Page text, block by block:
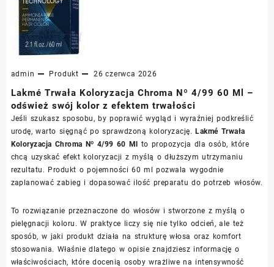
admin Produkt 26 czerwca 2026
Lakmé Trwała Koloryzacja Chroma Nº 4/99 60 Ml –
odśwież swój kolor z efektem trwałości
Jeśli szukasz sposobu, by poprawić wygląd i wyraźniej podkreślić
urodę, warto sięgnąć po sprawdzoną koloryzację.Lakmé Trwała
Koloryzacja Chroma Nº 4/99 60 Ml to propozycja dla osób, które
chcą uzyskać efekt koloryzacji z myślą o dłuższym utrzymaniu
rezultatu. Produkt o pojemności 60 ml pozwala wygodnie
zaplanować zabieg i dopasować ilość preparatu do potrzeb włosów.
To rozwiązanie przeznaczone do włosów i stworzone z myślą o
pielęgnacji koloru. W praktyce liczy się nie tylko odcień, ale też
sposób, w jaki produkt działa na strukturę włosa oraz komfort
stosowania. Właśnie dlatego w opisie znajdziesz informację o
właściwościach, które docenią osoby wrażliwe na intensywność